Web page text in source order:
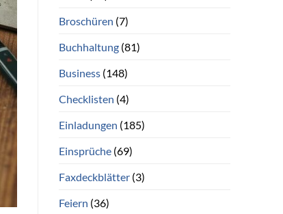
Broschüren (7)
Buchhaltung(81)
Business(148)
Checklisten (4)
Einladungen (185)
Einsprüche(69)
Faxdeckblätter(3)
Feiern (36)